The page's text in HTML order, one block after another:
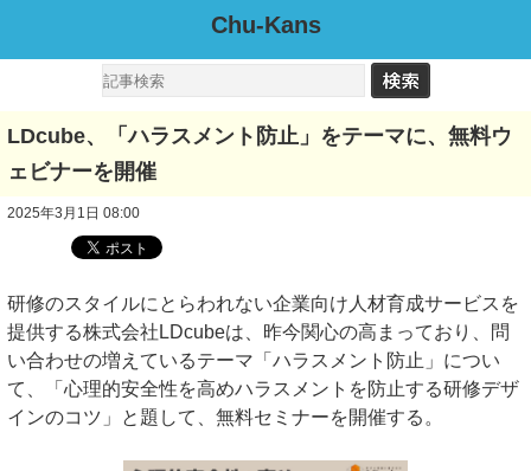
Chu-Kans
LDcube、「ハラスメント防止」をテーマに、無料ウ
ェビナーを開催
2025年3月1日 08:00
研修のスタイルにとらわれない企業向け人材育成サービスを
提供する株式会社LDcubeは、昨今関心の高まっており、問
い合わせの増えているテーマ「ハラスメント防止」につい
て、「心理的安全性を高めハラスメントを防止する研修デザ
インのコツ」と題して、無料セミナーを開催する。